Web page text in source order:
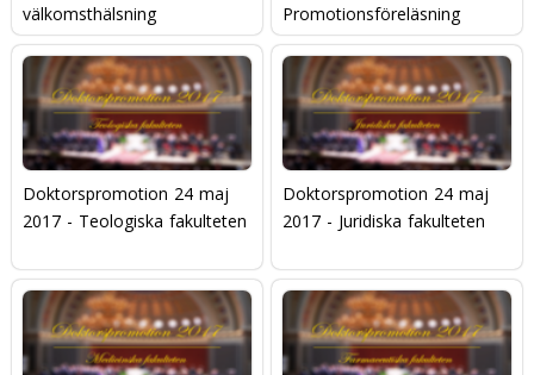
välkomsthälsning
Promotionsföreläsning
Doktorspromotion 24 maj
2017 - Teologiska fakulteten
Doktorspromotion 24 maj
2017 - Juridiska fakulteten